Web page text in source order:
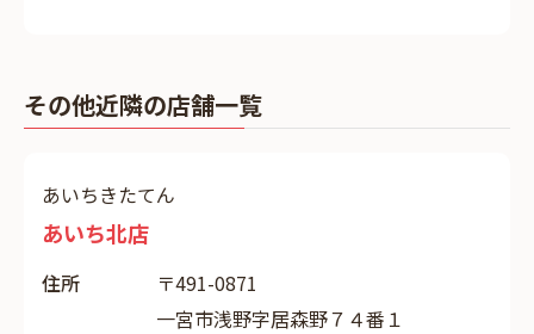
その他近隣の店舗一覧
あいちきたてん
あいち北店
住所
〒491-0871
一宮市浅野字居森野７４番１